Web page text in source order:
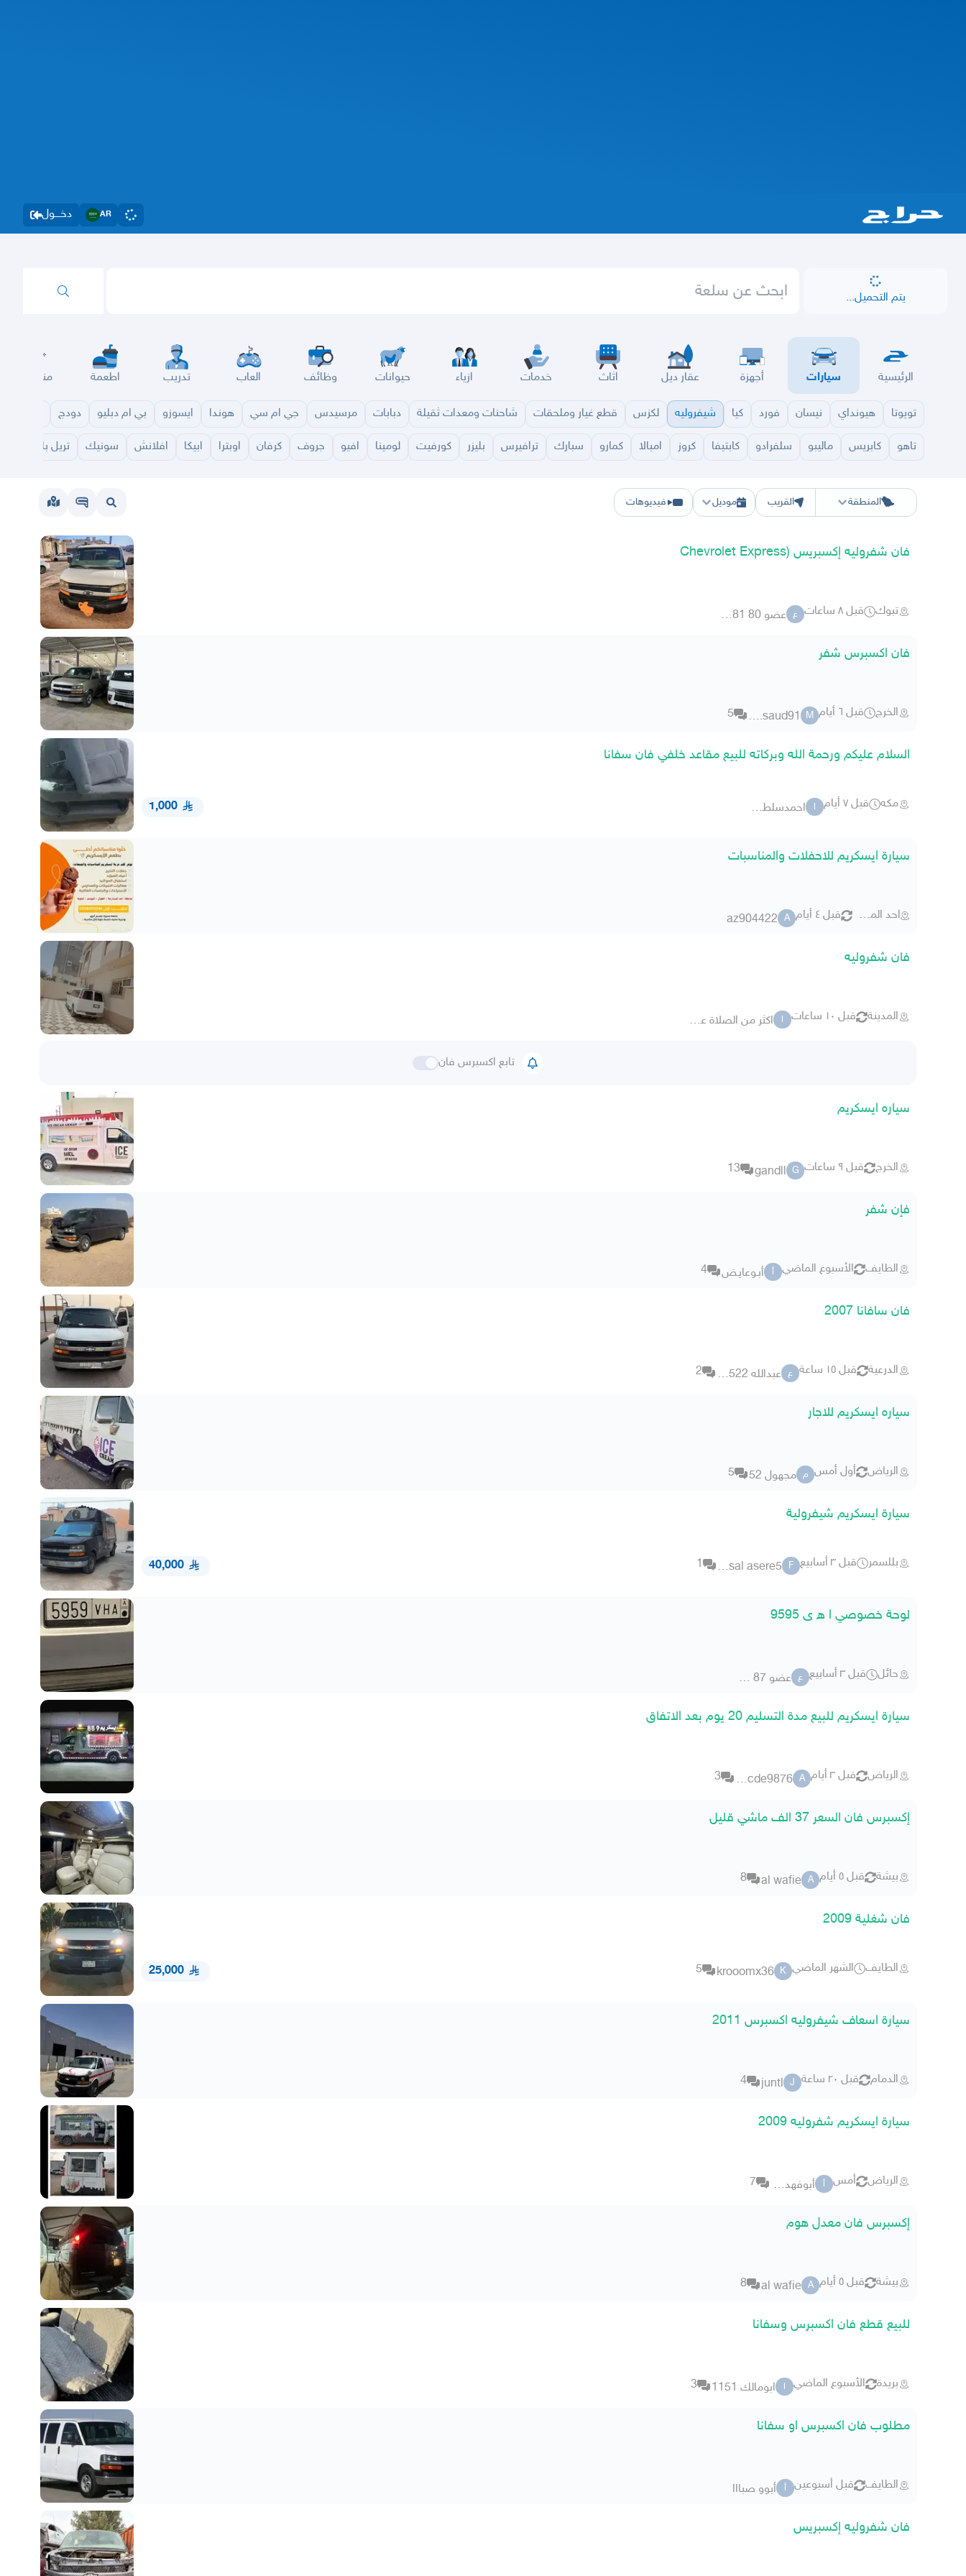
دخــــول AR
يتم التحميل...
الرئيسية سيارات أجهزة عقار ديل اثاث خدمات ازياء حيوانات وظائف العاب تدريب اطعمة مناسبات
تويوتا هيونداي نيسان فورد كيا شيفروليه لكزس قطع غيار وملحقات شاحنات ومعدات ثقيلة دبابات مرسيدس جي ام سي هوندا ايسوزو بي ام دبليو دودج
تاهو كابريس ماليبو سلفرادو كابتيفا كروز امبالا كمارو سبارك ترافيرس بليزر كورفيت لومينا افيو جروف كرفان اوبترا ابيكا افلانش سونيك تريل بليزر
المنطقة
الرياض الشرقيه حفر الباطن المدينة الطايف القصيم الباحة
القريب موديل فيديوهات
فان شفروليه إكسبريس (Chevrolet Express
تبوك قبل ٨ ساعات ع عضو 80 5723881
فان اكسبرس شفر
الخرج قبل ٦ أيام M
mr.saud91
5
السلام عليكم ورحمة الله وبركاته للبيع مقاعد خلفي فان سفانا
مكه قبل ٧ أيام ا احمدسلطان احمد 1,000
سيارة ايسكريم للاحفلات والمناسبات
احد المسارحة قبل ٤ أيام A
az904422
فان شفروليه
المدينة قبل ١٠ ساعات ا اكثر من الصلاة على النبي 0
تابع اكسبرس فان
سياره ايسكريم
الخرج قبل ٩ ساعات G
gandll
13
فإن شفر
الطايف الأسبوع الماضي أ أبـوعايـض 4
فان سافانا 2007
الدرعية قبل ١٥ ساعة ع عبدالله 55522 2
سياره ايسكريم للاجار
الرياض أول أمس م مجهول 52 5
سيارة ايسكريم شيفرولية
بللسمر قبل ٣ أسابيع F
faisal asere5
1
40,000
لوحة خصوصي ا ه ى 9595
حائل قبل ٣ أسابيع ع عضو 87 39531
سيارة ايسكريم للبيع مدة التسليم 20 يوم بعد الاتفاق
الرياض قبل ٣ أيام A
abcde9876
3
إكسبرس فان السعر 37 الف ماشي قليل
بيشة قبل ٥ أيام A
al wafie
8
فان شغلية 2009
الطايف الشهر الماضي K
krooomx36
5
25,000
سيارة اسعاف شيفروليه اكسبرس 2011
الدمام قبل ٢٠ ساعة J
juntl
4
سيارة ايسكريم شفروليه 2009
الرياض أمس أ أبوفهد ١٢٣ 7
إكسبرس فان معدل هوم
بيشة قبل ٥ أيام A
al wafie
8
للبيع قطع فان اكسبرس وسفانا
بريدة الأسبوع الماضي ا ابومالك 1151 3
مطلوب فان اكسبرس او سفانا
الطايف قبل أسبوعين أ أبوو صبااا
فان شفروليه إكسبريس